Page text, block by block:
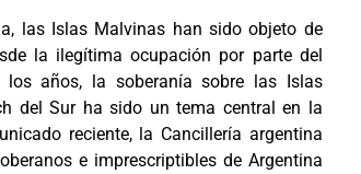
las Islas Malvinas han sido objeto de
la ilegítima ocupación por parte del
años, la soberanía sobre las Islas
del Sur ha sido un tema central en la
reciente, la Cancillería argentina
e imprescriptibles de Argentina